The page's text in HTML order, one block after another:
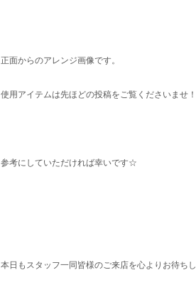
正面からのアレンジ画像です。
使用アイテムは先ほどの投稿をご覧くださいませ！
参考にしていただければ幸いです☆
本日もスタッフ一同皆様のご来店を心よりお待ちし